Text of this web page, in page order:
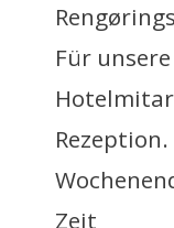
Für
Zeit